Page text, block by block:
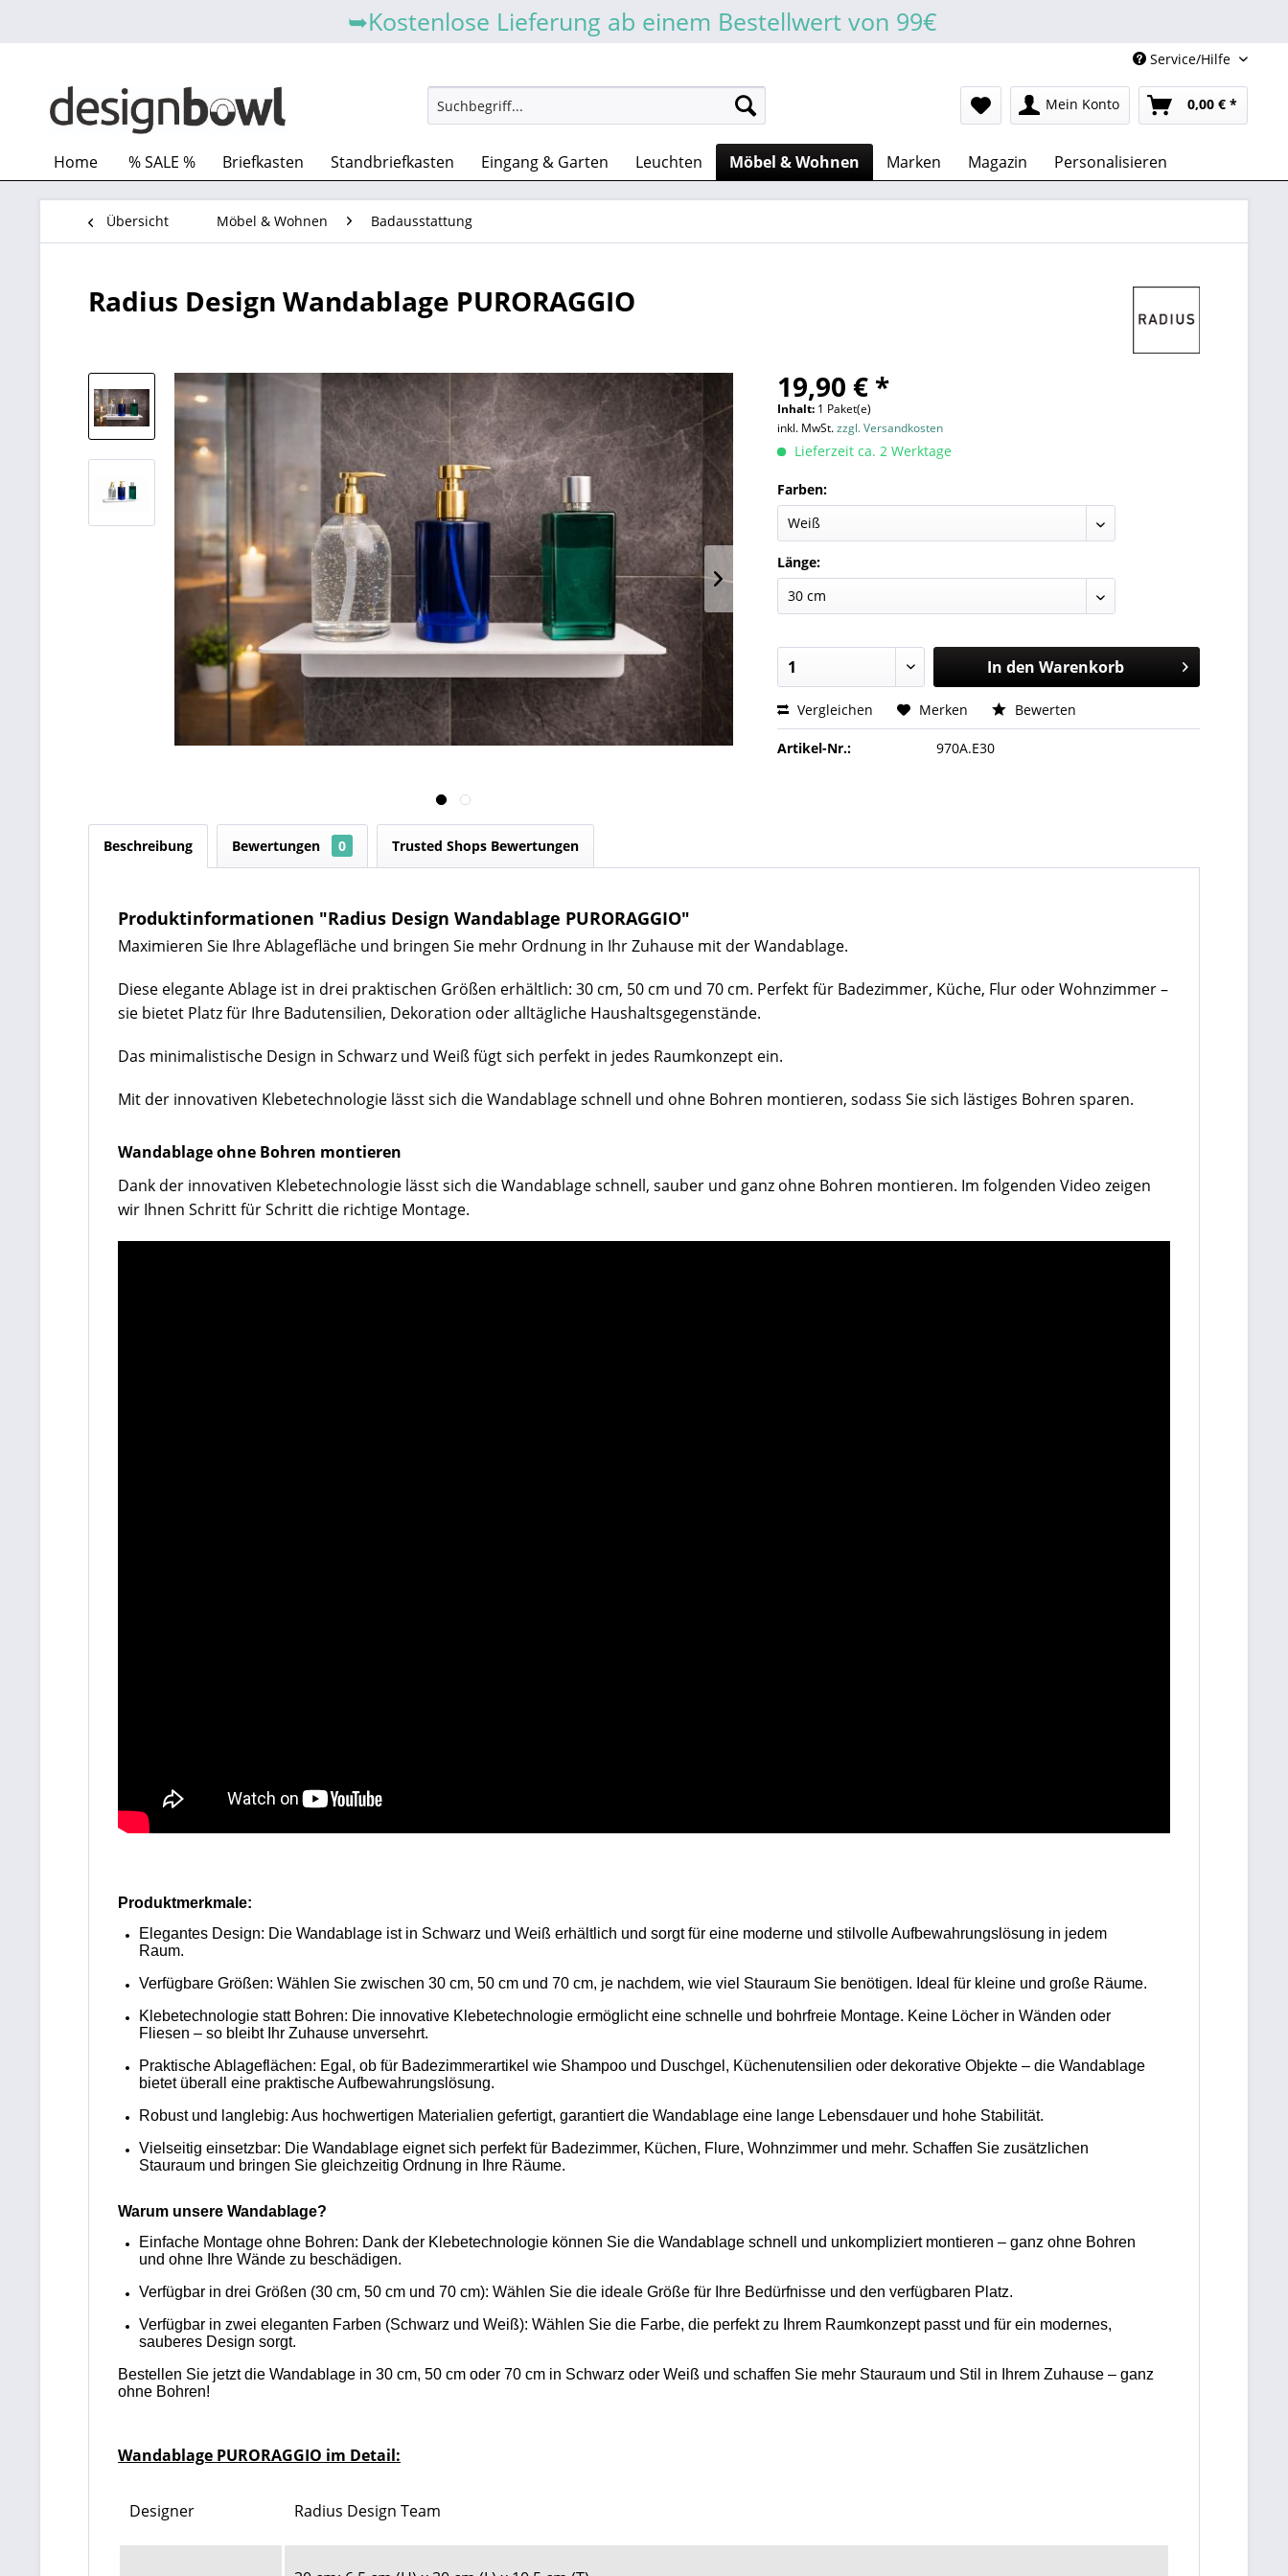
➥Kostenlose Lieferung ab einem Bestellwert von 99€
Service/Hilfe
Mein Konto 0,00 € *
Home % SALE % Briefkasten Standbriefkasten Eingang & Garten Leuchten Möbel & Wohnen Marken Magazin Personalisieren
Übersicht Möbel & Wohnen Badausstattung
Radius Design Wandablage PURORAGGIO
19,90 € *
Inhalt: 1 Paket(e)
inkl. MwSt.zzgl. Versandkosten
Lieferzeit ca. 2 Werktage
Farben:
Länge:
In den Warenkorb
Vergleichen Merken Bewerten
Artikel-Nr.: 970A.E30
Beschreibung Bewertungen 0 Trusted Shops Bewertungen
Produktinformationen "Radius Design Wandablage PURORAGGIO"
Maximieren Sie Ihre Ablagefläche und bringen Sie mehr Ordnung in Ihr Zuhause mit der Wandablage.
Diese elegante Ablage ist in drei praktischen Größen erhältlich: 30 cm, 50 cm und 70 cm. Perfekt für Badezimmer, Küche, Flur oder Wohnzimmer –
sie bietet Platz für Ihre Badutensilien, Dekoration oder alltägliche Haushaltsgegenstände.
Das minimalistische Design in Schwarz und Weiß fügt sich perfekt in jedes Raumkonzept ein.
Mit der innovativen Klebetechnologie lässt sich die Wandablage schnell und ohne Bohren montieren, sodass Sie sich lästiges Bohren sparen.
Wandablage ohne Bohren montieren
Dank der innovativen Klebetechnologie lässt sich die Wandablage schnell, sauber und ganz ohne Bohren montieren. Im folgenden Video zeigen
wir Ihnen Schritt für Schritt die richtige Montage.
Produktmerkmale:
Elegantes Design: Die Wandablage ist in Schwarz und Weiß erhältlich und sorgt für eine moderne und stilvolle Aufbewahrungslösung in jedem
Raum.
Verfügbare Größen: Wählen Sie zwischen 30 cm, 50 cm und 70 cm, je nachdem, wie viel Stauraum Sie benötigen. Ideal für kleine und große Räume.
Klebetechnologie statt Bohren: Die innovative Klebetechnologie ermöglicht eine schnelle und bohrfreie Montage. Keine Löcher in Wänden oder
Fliesen – so bleibt Ihr Zuhause unversehrt.
Praktische Ablageflächen: Egal, ob für Badezimmerartikel wie Shampoo und Duschgel, Küchenutensilien oder dekorative Objekte – die Wandablage
bietet überall eine praktische Aufbewahrungslösung.
Robust und langlebig: Aus hochwertigen Materialien gefertigt, garantiert die Wandablage eine lange Lebensdauer und hohe Stabilität.
Vielseitig einsetzbar: Die Wandablage eignet sich perfekt für Badezimmer, Küchen, Flure, Wohnzimmer und mehr. Schaffen Sie zusätzlichen
Stauraum und bringen Sie gleichzeitig Ordnung in Ihre Räume.
Warum unsere Wandablage?
Einfache Montage ohne Bohren: Dank der Klebetechnologie können Sie die Wandablage schnell und unkompliziert montieren – ganz ohne Bohren
und ohne Ihre Wände zu beschädigen.
Verfügbar in drei Größen (30 cm, 50 cm und 70 cm): Wählen Sie die ideale Größe für Ihre Bedürfnisse und den verfügbaren Platz.
Verfügbar in zwei eleganten Farben (Schwarz und Weiß): Wählen Sie die Farbe, die perfekt zu Ihrem Raumkonzept passt und für ein modernes,
sauberes Design sorgt.
Bestellen Sie jetzt die Wandablage in 30 cm, 50 cm oder 70 cm in Schwarz oder Weiß und schaffen Sie mehr Stauraum und Stil in Ihrem Zuhause – ganz
ohne Bohren!
Wandablage PURORAGGIO im Detail:
Designer Radius Design Team